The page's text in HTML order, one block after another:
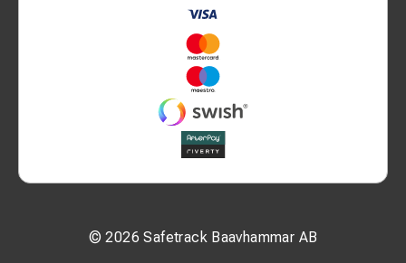
© 2026 Safetrack Baavhammar AB